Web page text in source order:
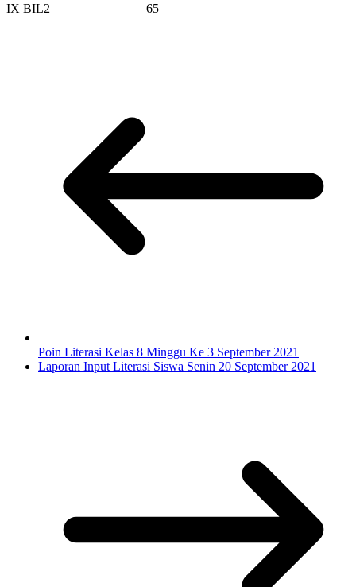
IX BIL2
65
Poin Literasi Kelas 8 Minggu Ke 3 September 2021
Laporan Input Literasi Siswa Senin 20 September 2021